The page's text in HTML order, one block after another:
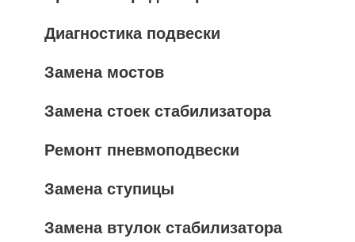
Диагностика подвески
Замена мостов
Замена стоек стабилизатора
Ремонт пневмоподвески
Замена ступицы
Замена втулок стабилизатора